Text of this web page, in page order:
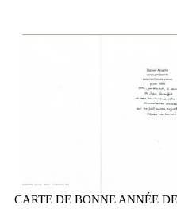
CARTE DE BONNE ANNÉE DE